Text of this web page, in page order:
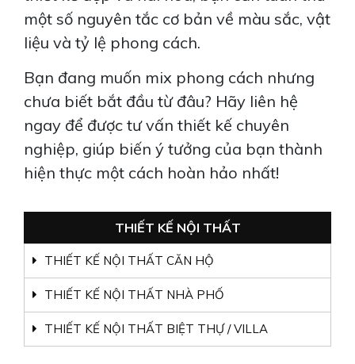
một số nguyên tắc cơ bản về màu sắc, vật
liệu và tỷ lệ phong cách.
Bạn đang muốn mix phong cách nhưng
chưa biết bắt đầu từ đâu? Hãy liên hệ
ngay để được tư vấn thiết kế chuyên
nghiệp, giúp biến ý tưởng của bạn thành
hiện thực một cách hoàn hảo nhất!
THIẾT KẾ NỘI THẤT
THIẾT KẾ NỘI THẤT CĂN HỘ
THIẾT KẾ NỘI THẤT NHÀ PHỐ
THIẾT KẾ NỘI THẤT BIỆT THỰ / VILLA